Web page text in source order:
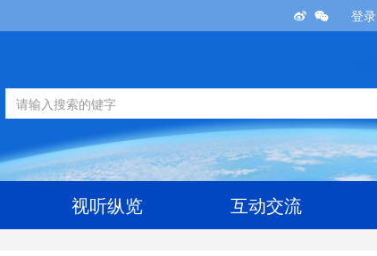
登录
视听纵览 互动交流